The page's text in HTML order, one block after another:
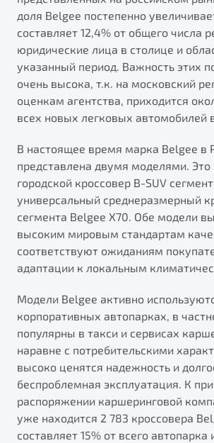
от 1 699 990 ₽*
Обзор В наличии
X70
Универсальный кроссовер
от 2 499 990 ₽*
Подробно
Автомобили в наличии
Тест-драйв
Спецпредложения
Будьте еще более уверены на дорогах
"Помощь на дорогах"
Преимущества программы
Запись на сервис
Калькулятор ТО
Клиентская поддержка
доля Belgee постепенно
составляет 12,4% от общего числа
юридические лица в столице и
указанный период. Важность этих
очень высока, т.к. на московский
оценкам агентства, приходится
всех новых легковых автомобилей
В настоящее время марка Belgee в
представлена двумя моделями. Это
городской кроссовер B-SUV
универсальный среднеразмерный
сегмента Belgee X70. Обе модели
высоким мировым стандартам
соответствуют ожиданиям
адаптации к локальным
Модели Belgee активно
корпоративных автопарках, в
популярны в такси и сервисах
наравне с потребительскими
высоко ценятся надежность и
беспроблемная эксплуатация. К
распоряжении каршеринговой
уже находится 2 783 кроссовера
составляет 15% от всего автопарка